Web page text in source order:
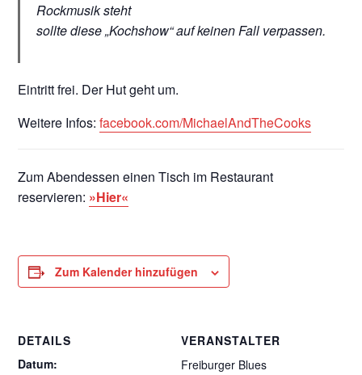
Rockmusik steht
sollte diese „Kochshow“ auf keinen Fall verpassen.
Eintritt frei. Der Hut geht um.
Weitere Infos:facebook.com/MichaelAndTheCooks
Zum Abendessen einen Tisch im Restaurant
reservieren: »Hier«
Zum Kalender hinzufügen
DETAILS
Datum:
VERANSTALTER
Freiburger Blues